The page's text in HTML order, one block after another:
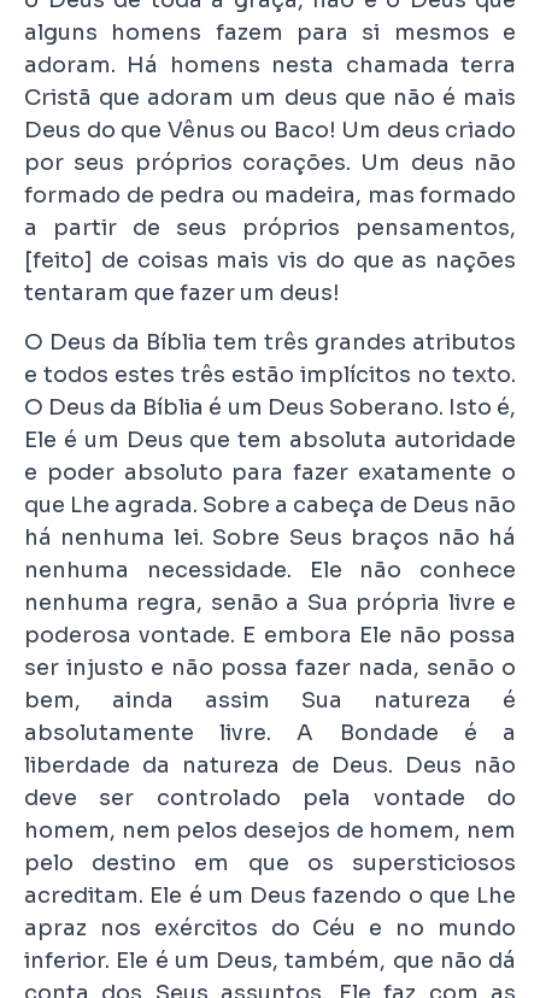
alguns homens fazem para si mesmos e
adoram. Há homens nesta chamada terra
Cristã que adoram um deus que não é mais
Deus do que Vênus ou Baco! Um deus criado
por seus próprios corações. Um deus não
formado de pedra ou madeira, mas formado
a partir de seus próprios pensamentos,
[feito] de coisas mais vis do que as nações
tentaram que fazer um deus!
O Deus da Bíblia tem três grandes atributos
e todos estes três estão implícitos no texto.
O Deus da Bíblia é um Deus Soberano. Isto é,
Ele é um Deus que tem absoluta autoridade
e poder absoluto para fazer exatamente o
que Lhe agrada. Sobre a cabeça de Deus não
há nenhuma lei. Sobre Seus braços não há
nenhuma necessidade. Ele não conhece
nenhuma regra, senão a Sua própria livre e
poderosa vontade. E embora Ele não possa
ser injusto e não possa fazer nada, senão o
bem, ainda assim Sua natureza é
absolutamente livre. A Bondade é a
liberdade da natureza de Deus. Deus não
deve ser controlado pela vontade do
homem, nem pelos desejos de homem, nem
pelo destino em que os supersticiosos
acreditam. Ele é um Deus fazendo o que Lhe
apraz nos exércitos do Céu e no mundo
inferior. Ele é um Deus, também, que não dá